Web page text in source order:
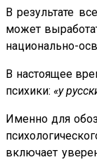
В результате
может
национально-
В настоящее
психики: «у
Именно для
включает